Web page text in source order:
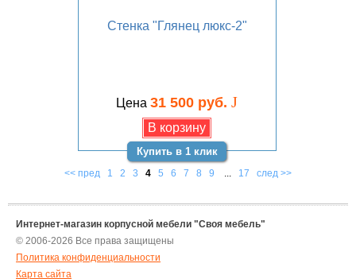
Стенка "Глянец люкс-2"
Цена 31 500 руб. J
Купить в 1 клик
<< пред 1 2 3 4 5 6 7 8 9 ... 17 след >>
Интернет-магазин корпусной мебели "Своя мебель"
© 2006-2026 Все права защищены
Политика конфиденциальности
Карта сайта